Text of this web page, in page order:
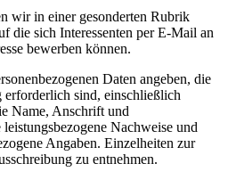
wir in einer gesonderten Rubrik
die sich Interessenten per E-Mail an
bewerben können.
Daten angeben, die
sind, einschließlich
Name, Anschrift und
Nachweise und
Angaben. Einzelheiten zur
zu entnehmen.